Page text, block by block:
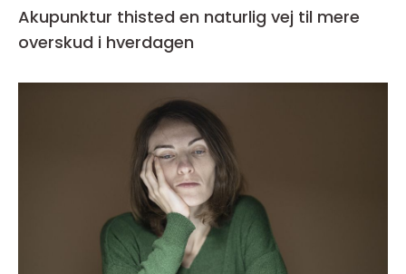
Akupunktur thisted en naturlig vej til mere
overskud i hverdagen